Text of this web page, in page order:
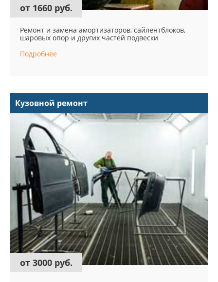
от 1660 руб.
Ремонт и замена амортизаторов, сайлентблоков,
шаровых опор и других частей подвески
Подробнее
Кузовной ремонт
от 3000 руб.